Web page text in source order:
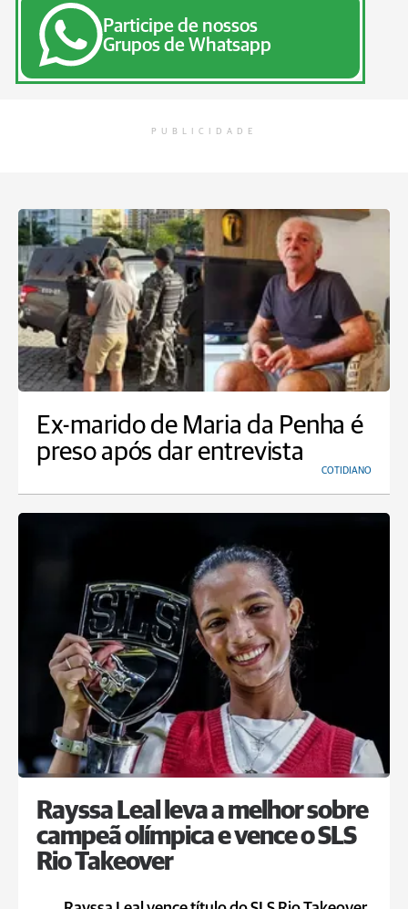
Participe de nossos
Grupos de Whatsapp
PUBLICIDADE
Ex-marido de Maria da Penha é
preso após dar entrevista
COTIDIANO
Rayssa Leal leva a melhor sobre
campeã olímpica e vence o SLS
Rio Takeover